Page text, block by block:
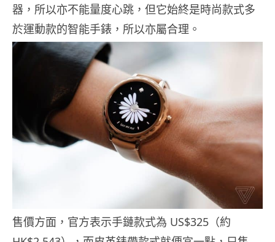
器，所以亦不能量度心跳，但它始終是時尚款式多
於運動款的智能手錶，所以亦屬合理。
售價方面，官方表示手鏈款式為 US$325（約